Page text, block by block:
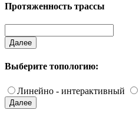
Протяженность трассы
Далее
Выберите топологию:
Линейно - интерактивный
Далее